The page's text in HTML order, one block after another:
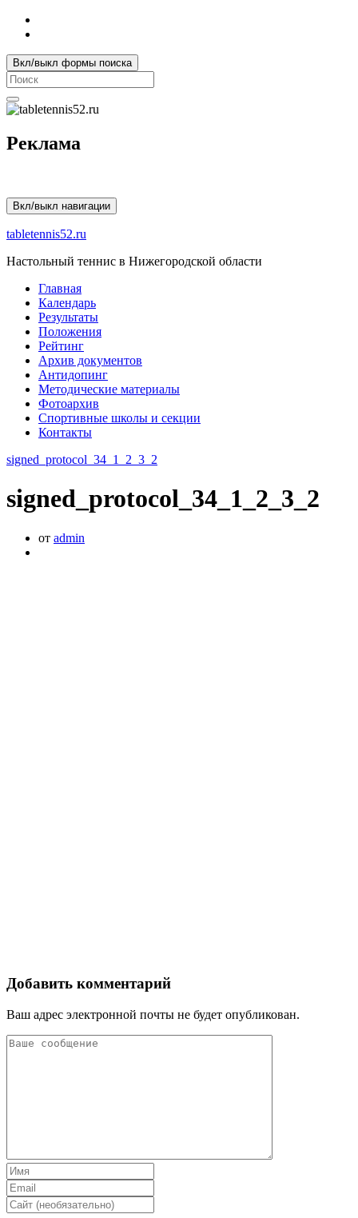
Вкл/выкл формы поиска
Search
for:
Реклама
Вкл/выкл навигации
tabletennis52.ru
Настольный теннис в Нижегородской области
Главная
Календарь
Результаты
Положения
Рейтинг
Архив документов
Антидопинг
Методические материалы
Фотоархив
Спортивные школы и секции
Контакты
signed_protocol_34_1_2_3_2
signed_protocol_34_1_2_3_2
от admin
Добавить комментарий
Ваш адрес электронной почты не будет опубликован.